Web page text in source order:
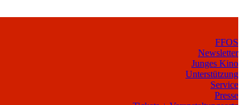
FFOS
Newsletter
Junges Kino
Unterstützung
Service
Presse